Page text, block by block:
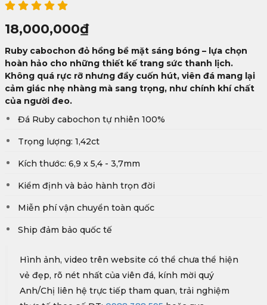
18,000,000₫
Ruby cabochon đỏ hồng bề mặt sáng bóng – lựa chọn
hoàn hảo cho những thiết kế trang sức thanh lịch.
Không quá rực rỡ nhưng đầy cuốn hút, viên đá mang lại
cảm giác nhẹ nhàng mà sang trọng, như chính khí chất
của người đeo.
Đá Ruby cabochon tự nhiên 100%
Trọng lượng: 1,42ct
Kích thước: 6,9 x 5,4 - 3,7mm
Kiểm định và bảo hành trọn đời
Miễn phí vận chuyển toàn quốc
Ship đảm bảo quốc tế
Hình ảnh, video trên website có thể chưa thể hiện
vẻ đẹp, rõ nét nhất của viên đá, kính mời quý
Anh/Chị liên hệ trực tiếp tham quan, trải nghiệm